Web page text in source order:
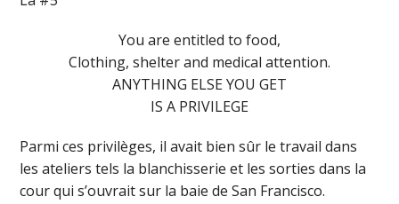
You are entitled to food,
Clothing, shelter and medical attention.
ANYTHING ELSE YOU GET
IS A PRIVILEGE
Parmi ces privilèges, il avait bien sûr le travail dans
les ateliers tels la blanchisserie et les sorties dans la
cour qui s’ouvrait sur la baie de San Francisco.